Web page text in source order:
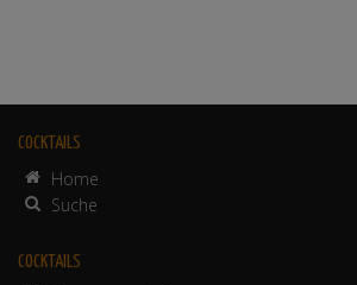
COCKTAILS
Home
Suche
COCKTAILS